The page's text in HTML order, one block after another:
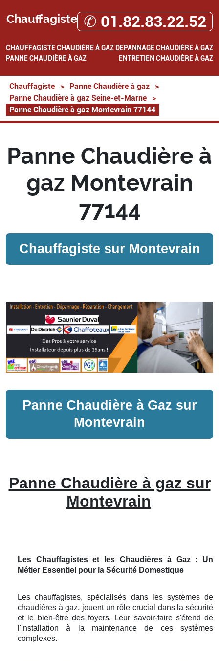
Chauffagiste ✆ 01.82.83.22.52
CHAUFFAGISTECHAUDIÈRE À GAZ DEPANNAGE CHAUDIÈRE À GAZ
PANNE CHAUDIÈRE À GAZ
ENTRETIEN CHAUDIÈRE À GAZ
Chauffagiste > Panne Chaudière à gaz
>
Panne Chaudière à gaz Seine-et-Marne
>
Panne Chaudière à gaz Montevrain 77144
Panne Chaudière à
gaz Montevrain
77144
Chauffagiste sur Montevrain
Panne Chaudière à Gaz sur
Montevrain
Panne Chaudière à gaz sur
Montevrain
Les Chauffagistes et les Chaudières à Gaz : Un
Métier Essentiel pour la Sécurité Domestique
Les chauffagistes, spécialisés dans les systèmes de
chaudières à gaz, jouent un rôle crucial dans la sécurité
et le bien-être des foyers. Leur savoir-faire s'étend de
l'installation à la maintenance de ces systèmes
complexes.